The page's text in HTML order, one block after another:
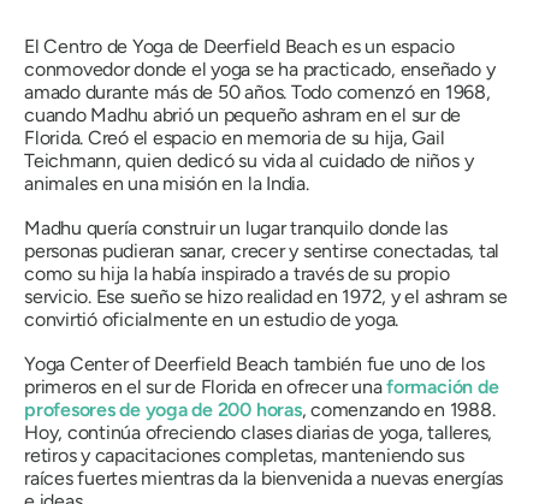
El Centro de Yoga de Deerfield Beach es un espacio
conmovedor donde el yoga se ha practicado, enseñado y
amado durante más de 50 años. Todo comenzó en 1968,
cuando Madhu abrió un pequeño ashram en el sur de
Florida. Creó el espacio en memoria de su hija, Gail
Teichmann, quien dedicó su vida al cuidado de niños y
animales en una misión en la India.
Madhu quería construir un lugar tranquilo donde las
personas pudieran sanar, crecer y sentirse conectadas, tal
como su hija la había inspirado a través de su propio
servicio. Ese sueño se hizo realidad en 1972, y el ashram se
convirtió oficialmente en un estudio de yoga.
Yoga Center of Deerfield Beach también fue uno de los
primeros en el sur de Florida en ofrecer unaformación de
profesores de yoga de 200 horas, comenzando en 1988.
Hoy, continúa ofreciendo clases diarias de yoga, talleres,
retiros y capacitaciones completas, manteniendo sus
raíces fuertes mientras da la bienvenida a nuevas energías